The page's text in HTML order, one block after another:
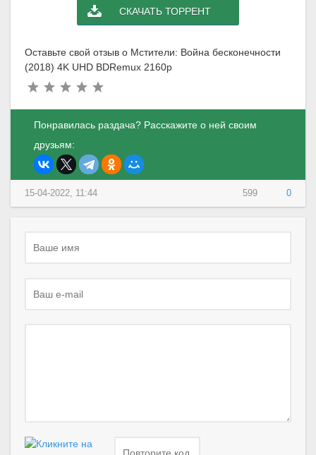
СКАЧАТЬ ТОРРЕНТ
Оставьте свой отзыв о Мстители: Война бесконечности
(2018) 4K UHD BDRemux 2160p
Понравилась раздача? Расскажите о ней своим
друзьям:
599 0
15-04-2022, 11:44